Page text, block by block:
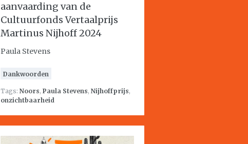
aanvaarding van de
Cultuurfonds Vertaalprijs
Martinus Nijhoff 2024
Paula Stevens
Dankwoorden
Tags: Noors, Paula Stevens, Nijhoffprijs,
onzichtbaarheid